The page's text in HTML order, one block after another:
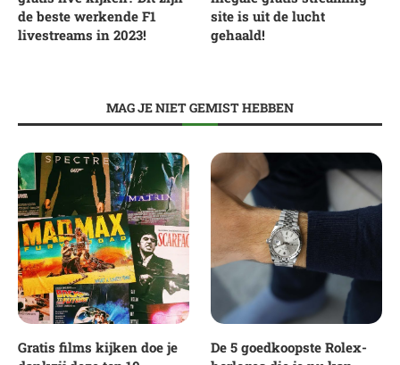
de beste werkende F1
livestreams in 2023!
site is uit de lucht
gehaald!
MAG JE NIET GEMIST HEBBEN
Gratis films kijken doe je
De 5 goedkoopste Rolex-